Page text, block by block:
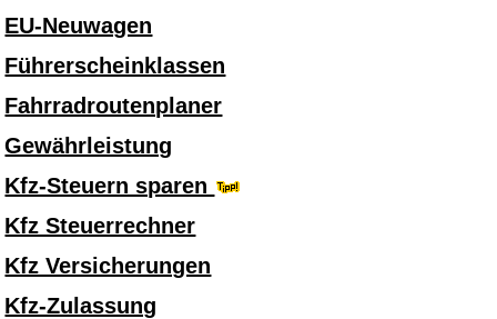
EU-Neuwagen
Führerscheinklassen
Fahrradroutenplaner
Gewährleistung
Kfz-Steuern sparen
Kfz Steuerrechner
Kfz Versicherungen
Kfz-Zulassung